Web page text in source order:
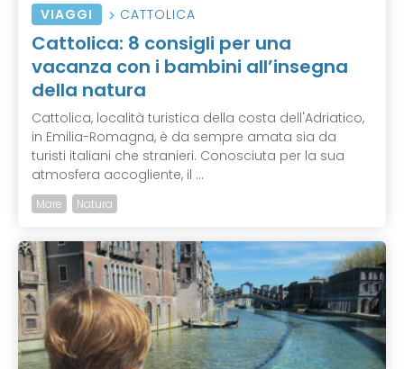
VIAGGI CATTOLICA
Cattolica: 8 consigli per una
vacanza con i bambini all’insegna
della natura
Cattolica, località turistica della costa dell'Adriatico,
in Emilia-Romagna, è da sempre amata sia da
turisti italiani che stranieri. Conosciuta per la sua
atmosfera accogliente, il ...
Mare Natura